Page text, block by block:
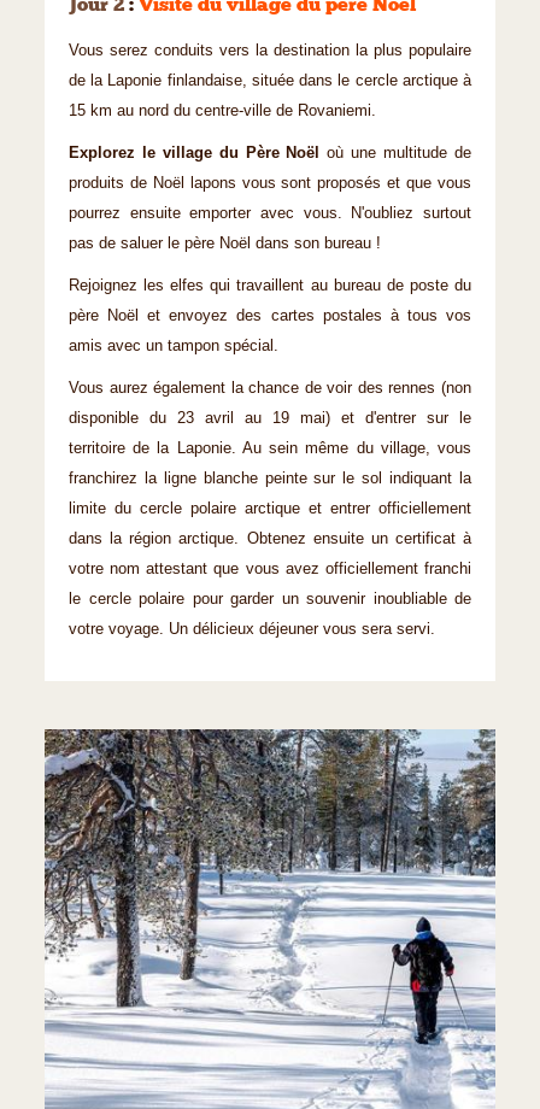
Jour 2 : Visite du village du père Noël
Vous serez conduits vers la destination la plus populaire
de la Laponie finlandaise, située dans le cercle arctique à
15 km au nord du centre-ville de Rovaniemi.
Explorez le village du Père Noël
où une multitude de
produits de Noël lapons vous sont proposés et que vous
pourrez ensuite emporter avec vous. N'oubliez surtout
pas de saluer le père Noël dans son bureau !
Rejoignez les elfes qui travaillent au bureau de poste du
père Noël et envoyez des cartes postales à tous vos
amis avec un tampon spécial.
Vous aurez également la chance de voir des rennes (non
disponible du 23 avril au 19 mai) et d'entrer sur le
territoire de la Laponie. Au sein même du village, vous
franchirez la ligne blanche peinte sur le sol indiquant la
limite du cercle polaire arctique et entrer officiellement
dans la région arctique. Obtenez ensuite un certificat à
votre nom attestant que vous avez officiellement franchi
le cercle polaire pour garder un souvenir inoubliable de
votre voyage. Un délicieux déjeuner vous sera servi.